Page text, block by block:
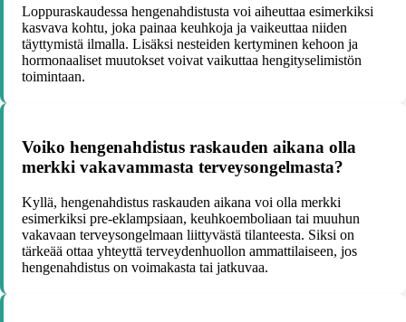
Loppuraskaudessa hengenahdistusta voi aiheuttaa esimerkiksi
kasvava kohtu, joka painaa keuhkoja ja vaikeuttaa niiden
täyttymistä ilmalla. Lisäksi nesteiden kertyminen kehoon ja
hormonaaliset muutokset voivat vaikuttaa hengityselimistön
toimintaan.
Voiko hengenahdistus raskauden aikana olla
merkki vakavammasta terveysongelmasta?
Kyllä, hengenahdistus raskauden aikana voi olla merkki
esimerkiksi pre-eklampsiaan, keuhkoemboliaan tai muuhun
vakavaan terveysongelmaan liittyvästä tilanteesta. Siksi on
tärkeää ottaa yhteyttä terveydenhuollon ammattilaiseen, jos
hengenahdistus on voimakasta tai jatkuvaa.